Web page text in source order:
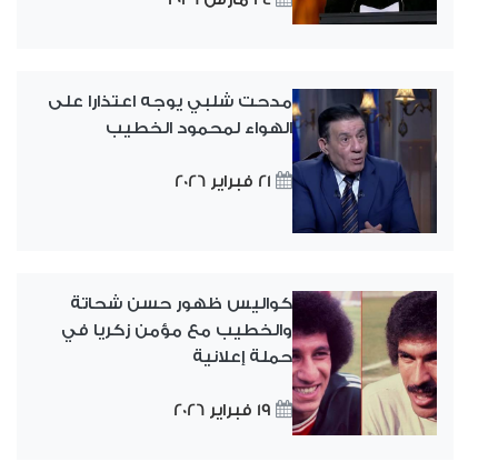
مدحت شلبي يوجه اعتذارا على
الهواء لمحمود الخطيب
21 فبراير 2026
كواليس ظهور حسن شحاتة
والخطيب مع مؤمن زكريا في
حملة إعلانية
19 فبراير 2026